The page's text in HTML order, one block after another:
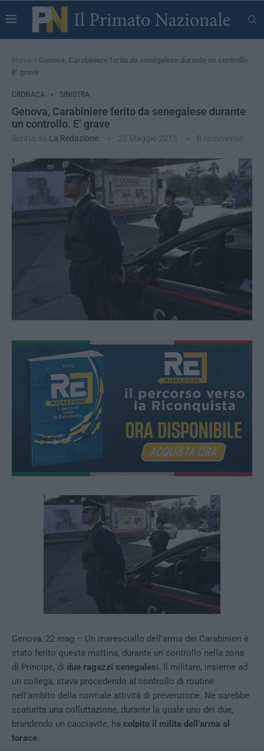
Home » Genova, Carabiniere ferito da senegalese durante un controllo.
E’ grave
CRONACA SINISTRA
Genova, Carabiniere ferito da senegalese durante
un controllo. E’ grave
Scritto da La Redazione 22 Maggio 2015 0 commento
Genova, 22 mag – Un maresciallo dell’arma dei Carabinieri è
stato ferito questa mattina, durante un controllo nella zona
di Principe, di due ragazzi senegalesi. Il militare, insieme ad
un collega, stava procedendo al controllo di routine
nell’ambito della normale attività di prevenzione. Ne sarebbe
scaturita una colluttazione, durante la quale uno dei due,
brandendo un cacciavite, ha colpito il milite dell’arma al
torace.